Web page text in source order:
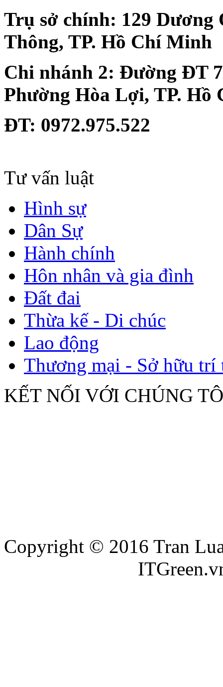
Trụ sở chính: 129 Dương
Thông, TP. Hồ Chí Minh
Chi nhánh 2: Đường ĐT
Phường Hòa Lợi, TP. Hồ
ĐT: 0972.975.522
Tư vấn luật
Hình sự
Dân Sự
Hành chính
Hôn nhân và gia đình
Đất đai
Thừa kế - Di chúc
Lao động
Thương mại - Sở hữu trí
KẾT NỐI VỚI CHÚNG
Copyright © 2016 Tran